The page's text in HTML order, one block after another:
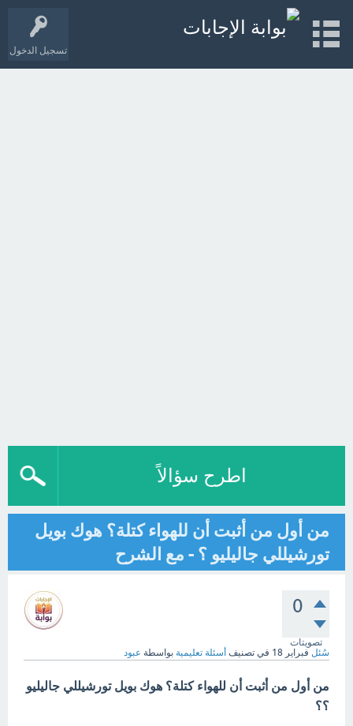
تسجيل الدخول
اطرح سؤالاً
من أول من أثبت أن للهواء كتلة؟ هوك بويل
تورشيللي جاليليو ؟ - مع الشرح
0
تصويتات
سُئل فبراير 18 في تصنيف أسئلة تعليمية بواسطة عبود
من أول من أثبت أن للهواء كتلة؟ هوك بويل تورشيللي جاليليو
؟؟